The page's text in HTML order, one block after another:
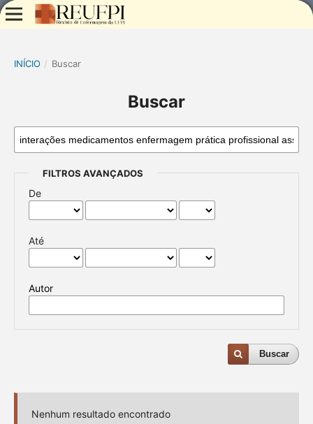
INÍCIO / Buscar
Buscar
FILTROS AVANÇADOS
De
Até
Autor
Buscar
Nenhum resultado encontrado